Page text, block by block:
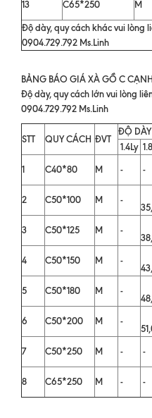
13
C65*250 M
Độ dày, quy cách khác vui lòng
0904.729.792 Ms.Linh
BẢNG BÁO GIÁ XÀ GỒ C
Độ dày, quy cách lớn vui lòng
0904.729.792 Ms.Linh
STT QUY CÁCH ĐVT
ĐỘ DÀY
1.4Ly
1 C40*80 M - -
2 C50*100 M -
3 C50*125 M -
4
C50*150 M -
5
C50*180 M -
6
C50*200 M -
7
C50*250 M - -
8 C65*250 M - -